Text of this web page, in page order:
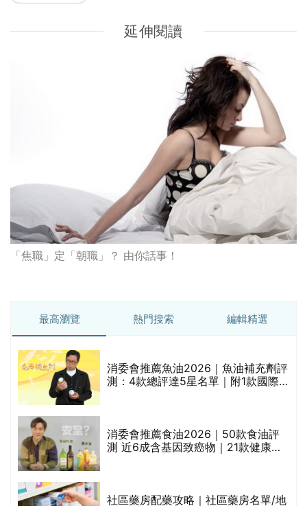
延伸閱讀
「焦職」定「朝職」？ 由你話事！
最高瀏覽 熱門搜索 編輯精選
消委會推薦魚油2026｜魚油補充劑評
測：4款總評達5星名單｜附1款國際
消委會推薦食油2026｜50款食油評
測 近6成含基因致癌物｜21款健康煮
社區藥房配藥攻略｜社區藥房名單/地